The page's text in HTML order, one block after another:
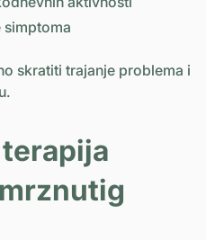
skratiti trajanje problema i